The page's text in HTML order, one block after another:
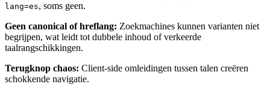
lang=es, soms geen.
Geen canonical of hreflang: Zoekmachines kunnen varianten niet
begrijpen, wat leidt tot dubbele inhoud of verkeerde
taalrangschikkingen.
Terugknop chaos: Client-side omleidingen tussen talen creëren
schokkende navigatie.